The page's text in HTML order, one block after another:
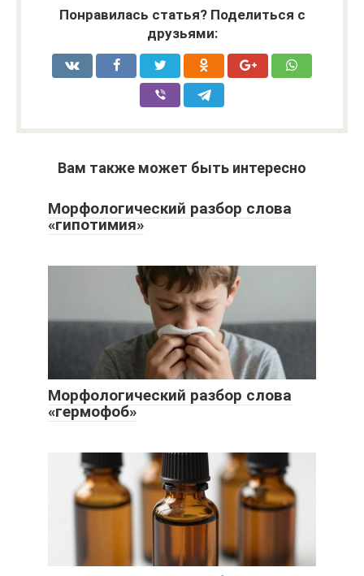
Понравилась статья? Поделиться с
друзьями:
Вам также может быть интересно
Морфологический разбор слова
«гипотимия»
Морфологический разбор слова
«гермофоб»